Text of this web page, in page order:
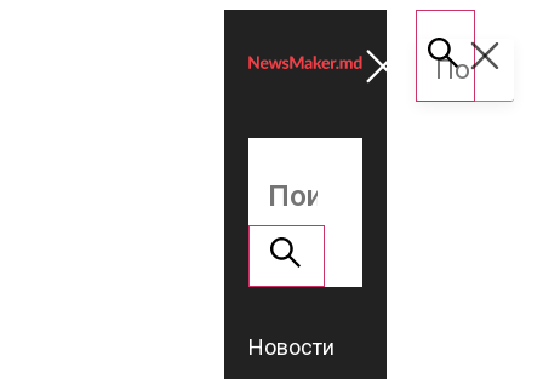
Новости